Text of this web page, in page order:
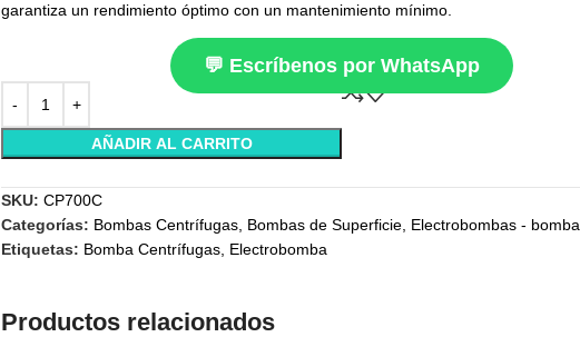
garantiza un rendimiento óptimo con un mantenimiento mínimo.
💬 Escríbenos por WhatsApp
AÑADIR AL CARRITO
SKU:CP700C
Categorías: Bombas Centrífugas Bombas de Superficie Electrobombas -
Etiquetas: Bomba Centrífugas Electrobomba
Productos relacionados